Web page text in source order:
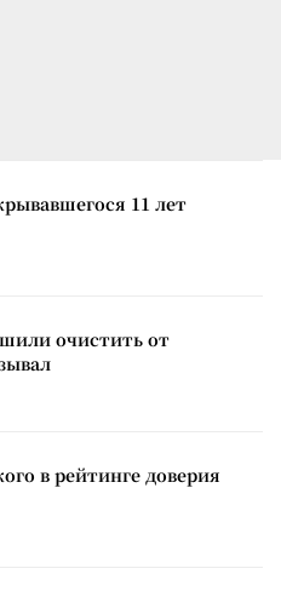
11 лет
очистить от
в рейтинге доверия